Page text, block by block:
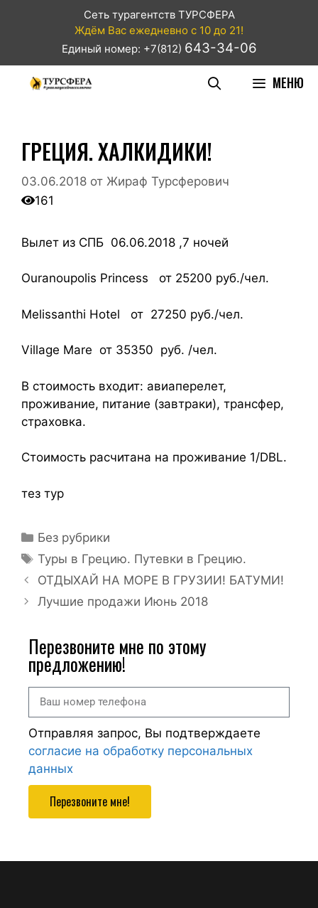
Сеть турагентств ТУРСФЕРА
Ждём Вас ежедневно с 10 до 21!
Единый номер: +7(812) 643-34-06
МЕНЮ
ГРЕЦИЯ. ХАЛКИДИКИ!
03.06.2018 от Жираф Турсферович
161
Вылет из СПБ 06.06.2018 ,7 ночей
Ouranoupolis Princess от 25200 руб./чел.
Melissanthi Hotel от 27250 руб./чел.
Village Mare от 35350 руб. /чел.
В стоимость входит: авиаперелет,
проживание, питание (завтраки), трансфер,
страховка.
Стоимость расчитана на проживание 1/DBL.
тез тур
Без рубрики
Туры в Грецию. Путевки в Грецию.
ОТДЫХАЙ НА МОРЕ В ГРУЗИИ! БАТУМИ!
Лучшие продажи Июнь 2018
Перезвоните мне по этому
предложению!
Отправляя запрос, Вы подтверждаете
согласие на обработку персональных
данных
Перезвоните мне!